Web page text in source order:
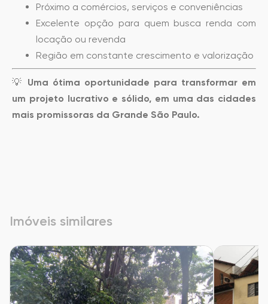
Próximo a comércios, serviços e conveniências
Excelente opção para quem busca renda com
locação ou revenda
Região em constante crescimento e valorização
💡 Uma ótima oportunidade para transformar em
um projeto lucrativo e sólido, em uma das cidades
mais promissoras da Grande São Paulo.
Imóveis similares